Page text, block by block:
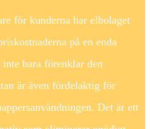
för kunderna har elbolaget
på en enda
bara förenklar den
är även fördelaktig för
Det är ett